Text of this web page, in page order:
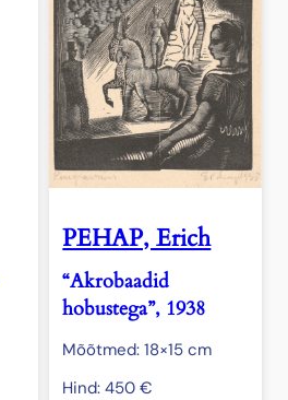
PEHAP, Erich
“Akrobaadid
hobustega”, 1938
Mõõtmed: 18×15 cm
Hind:450€